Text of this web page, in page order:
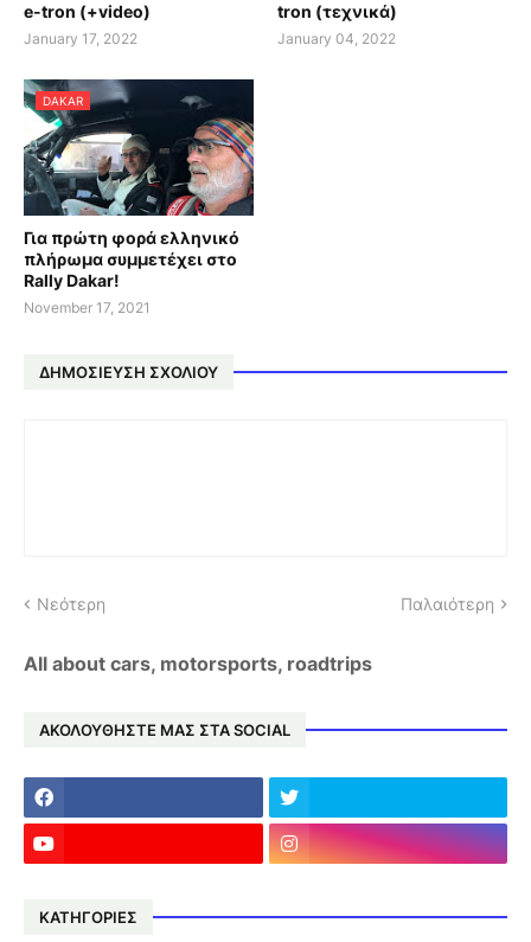
e-tron (+video)
January 17, 2022
tron (τεχνικά)
January 04, 2022
DAKAR
Για πρώτη φορά ελληνικό
πλήρωμα συμμετέχει στο
Rally Dakar!
November 17, 2021
ΔΗΜΟΣΊΕΥΣΗ ΣΧΟΛΊΟΥ
Νεότερη Παλαιότερη
All about cars, motorsports, roadtrips
ΑΚΟΛΟΥΘΗΣΤΕ ΜΑΣ ΣΤΑ SOCIAL
ΚΑΤΗΓΟΡΙΕΣ